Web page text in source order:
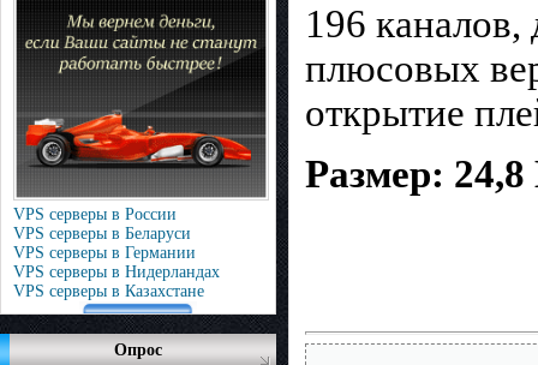
VPS серверы в России
VPS серверы в Беларуси
VPS серверы в Германии
VPS серверы в Нидерландах
VPS серверы в Казахстане
Опрос
196
плюсовых
открытие
Размер: